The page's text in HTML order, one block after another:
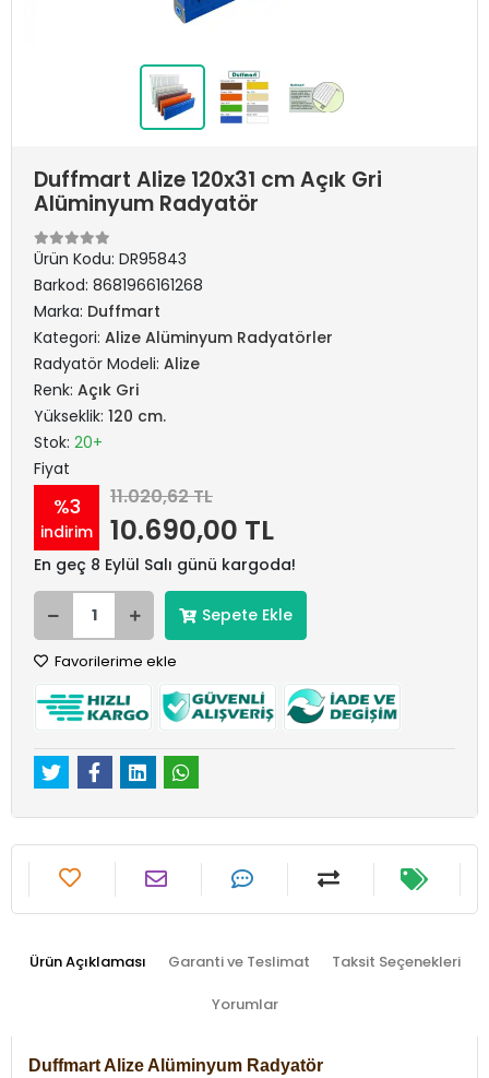
Duffmart Alize 120x31 cm Açık Gri
Alüminyum Radyatör
Ürün Kodu: DR95843
Barkod: 8681966161268
Marka: Duffmart
Kategori: Alize Alüminyum Radyatörler
Radyatör Modeli: Alize
Renk: Açık Gri
Yükseklik: 120 cm.
Stok: 20+
Fiyat
%3
indirim
11.020,62 TL
10.690,00 TL
En geç 8 Eylül Salı günü kargoda!
Sepete Ekle
Favorilerime ekle
Ürün Açıklaması Garanti ve Teslimat Taksit Seçenekleri
Yorumlar
Duffmart Alize Alüminyum Radyatör